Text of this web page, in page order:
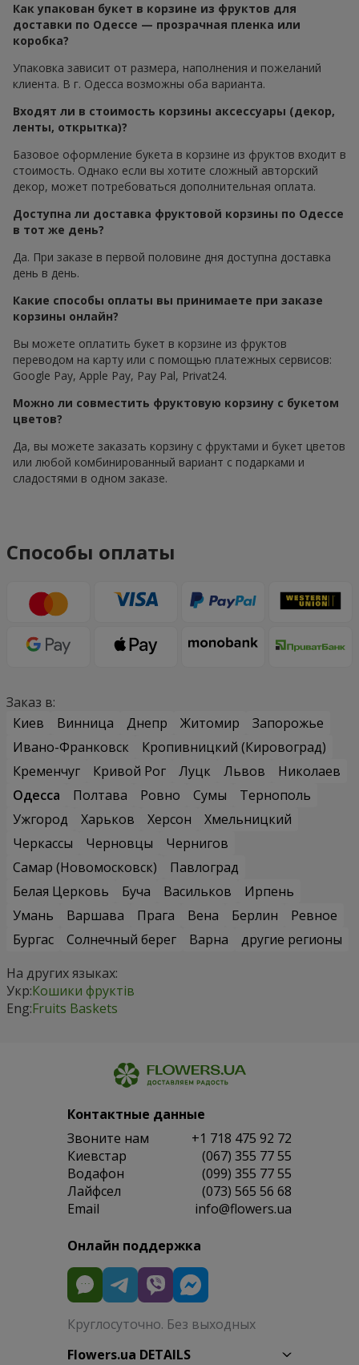
Как упакован букет в корзине из фруктов для
доставки по Одессе — прозрачная пленка или
коробка?
Упаковка зависит от размера, наполнения и пожеланий
клиента. В г. Одесса возможны оба варианта.
Входят ли в стоимость корзины аксессуары (декор,
ленты, открытка)?
Базовое оформление букета в корзине из фруктов входит в
стоимость. Однако если вы хотите сложный авторский
декор, может потребоваться дополнительная оплата.
Доступна ли доставка фруктовой корзины по Одессе
в тот же день?
Да. При заказе в первой половине дня доступна доставка
день в день.
Какие способы оплаты вы принимаете при заказе
корзины онлайн?
Вы можете оплатить букет в корзине из фруктов
переводом на карту или с помощью платежных сервисов:
Google Pay, Apple Pay, Pay Pal, Privat24.
Можно ли совместить фруктовую корзину с букетом
цветов?
Да, вы можете заказать корзину с фруктами и букет цветов
или любой комбинированный вариант с подарками и
сладостями в одном заказе.
Способы оплаты
Заказ в:
Киев
Винница Днепр Житомир
Запорожье
Ивано-Франковск
Кропивницкий (Кировоград)
Кременчуг
Кривой Рог Луцк Львов
Николаев
Одесса
Полтава Ровно Сумы
Тернополь
Ужгород
Харьков Херсон
Хмельницкий
Черкассы
Черновцы
Чернигов
Самар (Новомосковск)
Павлоград
Белая Церковь
Буча Васильков
Ирпень
Умань
Варшава Прага Вена Берлин
Ревное
Бургас
Солнечный берег Варна
другие регионы
На других языках:
Укр:Кошики фруктів
Eng:Fruits Baskets
Контактные данные
Звоните нам
+1 718 475 92 72
Киевстар
(067) 355 77 55
Водафон
(099) 355 77 55
Лайфсел
(073) 565 56 68
Email
info@flowers.ua
Онлайн поддержка
Круглосуточно. Без выходных
Flowers.ua DETAILS